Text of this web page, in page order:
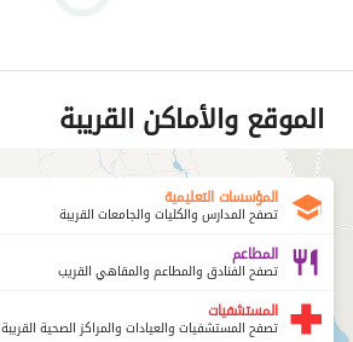
الموقع والأماكن القريبة
المؤسسات التعليمية
تصفح المدارس والكليات والجامعات القريبة
المطاعم
تصفح الفنادق والمطاعم والمقاهي القريب
المستشفيات
تصفح المستشفيات والعيادات والمراكز الصحية القريبة